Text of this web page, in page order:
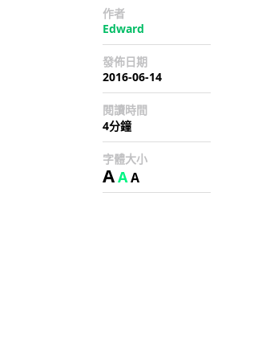
作者
Edward
發佈日期
2016-06-14
閱讀時間
4分鐘
字體大小
AAA